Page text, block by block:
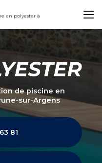
de piscine en
sur-Argens
81